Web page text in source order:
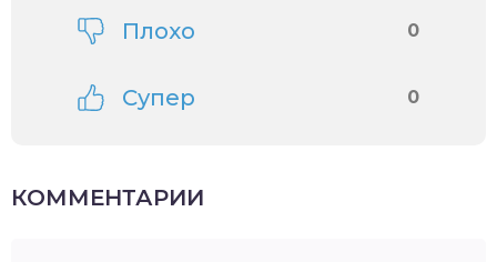
Плохо 0
Супер 0
КОММЕНТАРИИ